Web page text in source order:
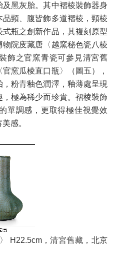
黑灰胎。其中褶棱裝飾器身
頸、腹皆飾多道褶棱，頸棱
瓶之創新作品，其複刻原型
院庋藏唐〈越窯秘色瓷八棱
飾之官窯青瓷可參見清宮舊
窯瓜棱直口瓶〉（圖五），
粉青釉色潤澤，釉薄處呈現
極為稀少而珍貴。褶棱裝飾
單調感，更取得極佳視覺效
感。
H22.5cm，清宮舊藏，北京